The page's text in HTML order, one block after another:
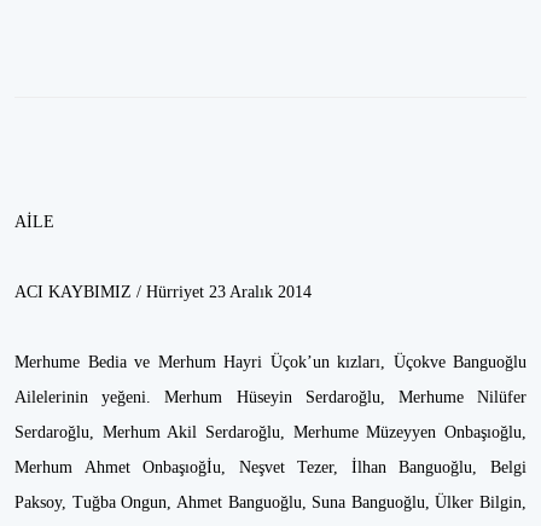
AİLE
ACI KAYBIMIZ / Hürriyet 23 Aralık 2014
Merhume Bedia ve Merhum Hayri Üçok’un kızları, Üçokve Banguoğlu
Ailelerinin yeğeni. Merhum Hüseyin Serdaroğlu, Merhume Nilüfer
Serdaroğlu, Merhum Akil Serdaroğlu, Merhume Müzeyyen Onbaşıoğlu,
Merhum Ahmet Onbaşıoğİu, Neşvet Tezer, İlhan Banguoğlu, Belgi
Paksoy, Tuğba Ongun, Ahmet Banguoğlu, Suna Banguoğlu, Ülker Bilgin,